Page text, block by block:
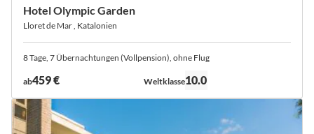
Hotel Olympic Garden
Lloret de Mar , Katalonien
8 Tage, 7 Übernachtungen (Vollpension), ohne Flug
ab459 € Bewertung:
Weltklasse10.0